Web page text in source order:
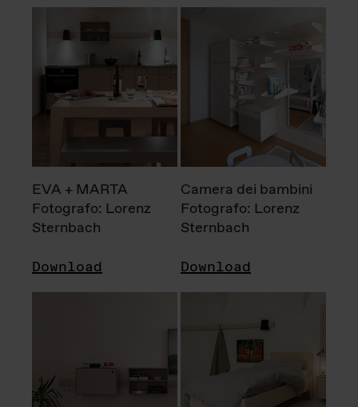
EVA + MARTA
Fotografo: Lorenz
Sternbach
Download
Camera dei bambini
Fotografo: Lorenz
Sternbach
Download